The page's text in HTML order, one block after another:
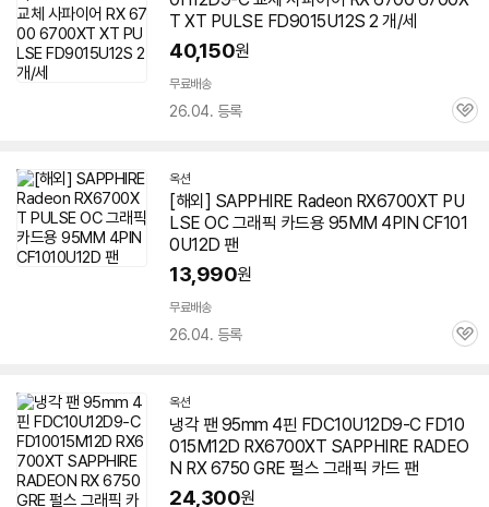
T XT PULSE FD9015U12S 2 개/세
40,150원
무료배송
26.04. 등록
관
옥션
[해외] SAPPHIRE Radeon RX6700XT PU
LSE OC 그래픽 카드용 95MM 4PIN CF101
0U12D 팬
13,990원
무료배송
26.04. 등록
관
옥션
냉각 팬 95mm 4핀 FDC10U12D9-C FD10
015M12D RX6700XT SAPPHIRE RADEO
N RX 6750 GRE 펄스 그래픽 카드 팬
24,300원